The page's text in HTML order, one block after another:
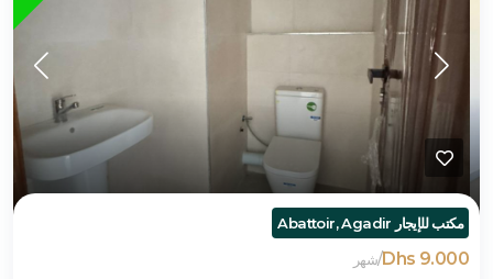
مكتب للإيجار Abattoir, Agadir
9.000 Dhs
/شهر